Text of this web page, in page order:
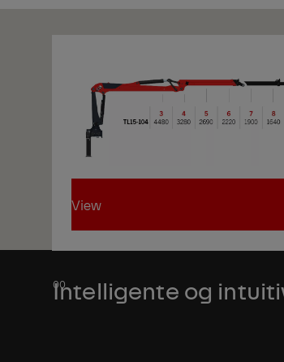
View
View
Intelligente og